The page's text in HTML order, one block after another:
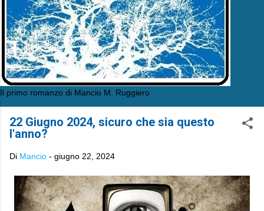
Il primo romanzo di Mancio M. Ruggiero
22 Giugno 2024, sicuro che sia questo
l'anno?
Di Mancio - giugno 22, 2024